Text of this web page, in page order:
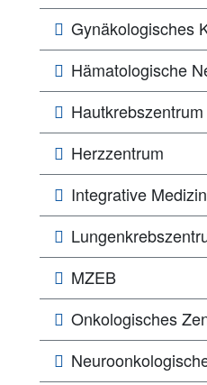
Gynäkologisches
Hämatologische
Hautkrebszentrum
Herzzentrum
Integrative Medizin
MZEB
Onkologisches